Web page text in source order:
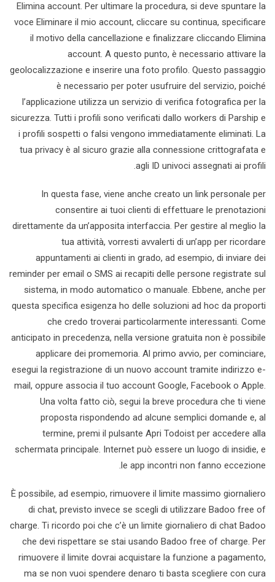
Elimina account. Per ultimare la procedura, si deve spuntare la
voce Eliminare il mio account, cliccare su continua, specificare
il motivo della cancellazione e finalizzare cliccando Elimina
account. A questo punto, è necessario attivare la
geolocalizzazione e inserire una foto profilo. Questo passaggio
è necessario per poter usufruire del servizio, poiché
l’applicazione utilizza un servizio di verifica fotografica per la
sicurezza. Tutti i profili sono verificati dallo workers di Parship e
i profili sospetti o falsi vengono immediatamente eliminati. La
tua privacy è al sicuro grazie alla connessione crittografata e
agli ID univoci assegnati ai profili.
In questa fase, viene anche creato un link personale per
consentire ai tuoi clienti di effettuare le prenotazioni
direttamente da un’apposita interfaccia. Per gestire al meglio la
tua attività, vorresti avvalerti di un’app per ricordare
appuntamenti ai clienti in grado, ad esempio, di inviare dei
reminder per email o SMS ai recapiti delle persone registrate sul
sistema, in modo automatico o manuale. Ebbene, anche per
questa specifica esigenza ho delle soluzioni ad hoc da proporti
che credo troverai particolarmente interessanti. Come
anticipato in precedenza, nella versione gratuita non è possibile
applicare dei promemoria. Al primo avvio, per cominciare,
esegui la registrazione di un nuovo account tramite indirizzo e-
mail, oppure associa il tuo account Google, Facebook o Apple.
Una volta fatto ciò, segui la breve procedura che ti viene
proposta rispondendo ad alcune semplici domande e, al
termine, premi il pulsante Apri Todoist per accedere alla
schermata principale. Internet può essere un luogo di insidie, e
le app incontri non fanno eccezione.
È possibile, ad esempio, rimuovere il limite massimo giornaliero
di chat, previsto invece se scegli di utilizzare Badoo free of
charge. Ti ricordo poi che c’è un limite giornaliero di chat Badoo
che devi rispettare se stai usando Badoo free of charge. Per
rimuovere il limite dovrai acquistare la funzione a pagamento,
ma se non vuoi spendere denaro ti basta scegliere con cura